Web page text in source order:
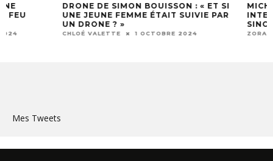
DRONE DE SIMON BOUISSON : « ET SI
UNE JEUNE FEMME ÉTAIT SUIVIE PAR
UN DRONE ? »
CHLOÉ VALETTE 1 OCTOBRE 2024
MICHIEL
INTENTION
ZORAN PAQUOT
Mes Tweets